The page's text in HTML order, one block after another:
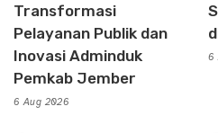
Transformasi
Pelayanan Publik dan
Inovasi Adminduk
Pemkab Jember
6 Aug 2026
6